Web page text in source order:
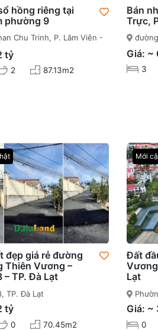
hồng riêng tại
phường 9
Chu Trinh, P. Lâm Viên -
cũ)
tỷ
2 87.13m2
Bán
Trực,
Giá: ~
3
đẹp giá rẻ đường
Thiên Vương –
– TP. Đà Lạt
TP. Đà Lạt
tỷ
0 70.45m2
Mới
Đất
Lạt
Giá: ~
0